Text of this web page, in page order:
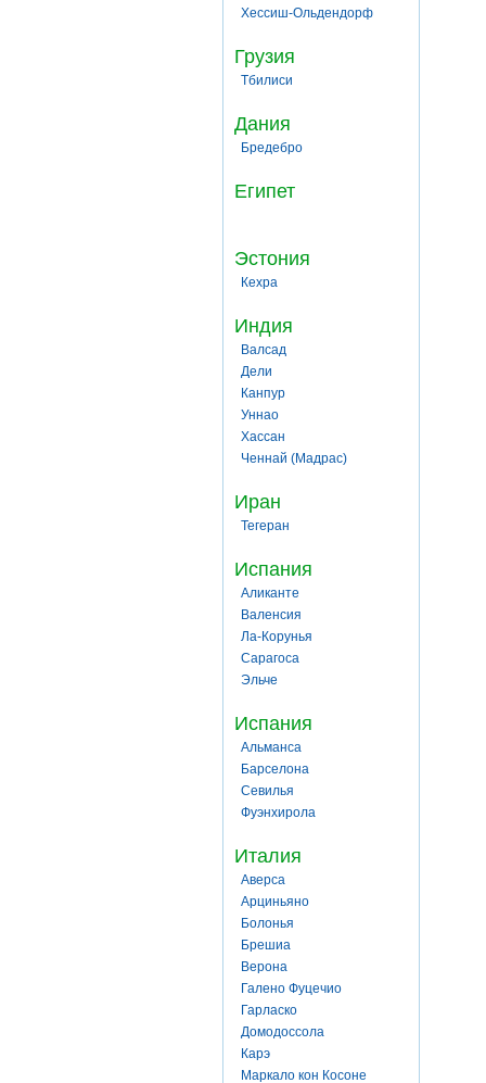
Хессиш-Ольдендорф
Грузия
Тбилиси
Дания
Бредебро
Египет
Эстония
Кехра
Индия
Валсад
Дели
Канпур
Уннао
Хассан
Ченнай (Мадрас)
Иран
Тегеран
Испания
Аликанте
Валенсия
Ла-Корунья
Сарагоса
Эльче
Испания
Альманса
Барселона
Севилья
Фуэнхирола
Италия
Аверса
Арциньяно
Болонья
Брешиа
Верона
Галено Фуцечио
Гарласко
Домодоссола
Карэ
Маркало кон Косоне